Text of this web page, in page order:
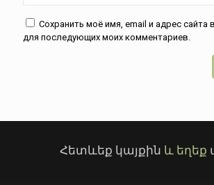
Сохранить моё имя, email и адрес сайта
для последующих моих комментариев.
Հետևեք կայքին և եղեք